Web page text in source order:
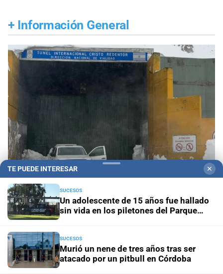
+ Información General
Condiciones meteorológicasEl Paso Cristo
Redentor permanece cerrado por la nieve y crece
la preocupación de los camioneros por las
pérdidas
Panorama astrológico Horóscopo de hoy 10 de agosto
de 2026
TE PUEDE INTERESAR ✕
SUCESOS
Un adolescente de 15 años fue hallado
sin vida en los piletones del Parque
SUCESOS
Murió un nene de tres años tras ser
atacado por un pitbull en Córdoba